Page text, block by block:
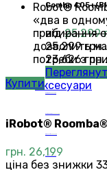
Сombo
від25,299
25,299 грн..
23,626 грн..
Аксесуари
Robot®
«два в
прибирання
дозволить
потреби з
Купити
iRobot®
грн. 26,199
ціна без знижки